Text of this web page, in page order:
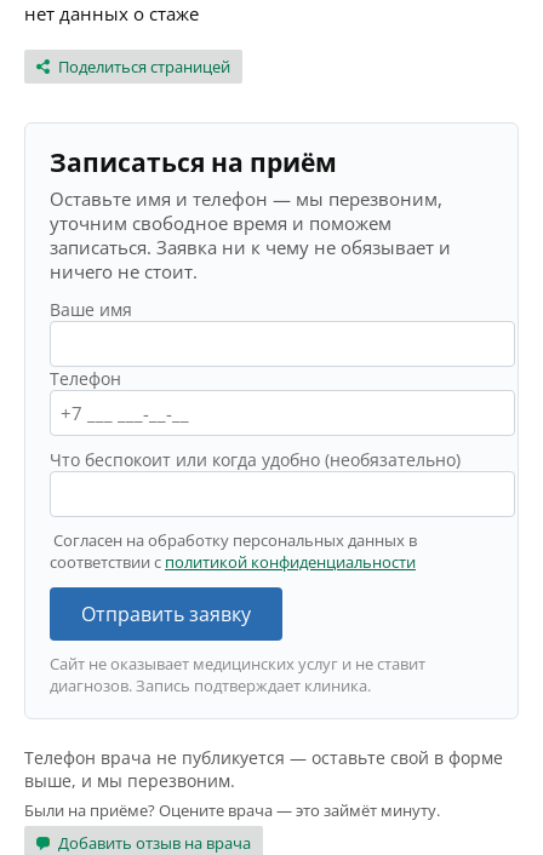
нет данных о стаже
Поделиться страницей
Записаться на приём
Оставьте имя и телефон — мы перезвоним,
уточним свободное время и поможем
записаться. Заявка ни к чему не обязывает и
ничего не стоит.
Ваше имя
Телефон
Что беспокоит или когда удобно (необязательно)
Согласен на обработку персональных данных в
соответствии с политикой конфиденциальности
Отправить заявку
Сайт не оказывает медицинских услуг и не ставит
диагнозов. Запись подтверждает клиника.
Телефон врача не публикуется — оставьте свой в форме
выше, и мы перезвоним.
Были на приёме? Оцените врача — это займёт минуту.
Добавить отзыв на врача